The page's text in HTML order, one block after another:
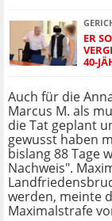
ER
40-
Auch für die
Marcus M. als
die Tat geplant
gewusst haben
bislang 88 Tage
Nachweis".
werden, meinte
Maximalstrafe